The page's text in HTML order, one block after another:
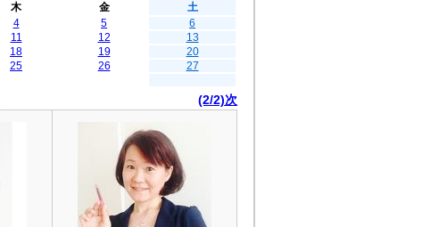
木 金
土
4 5
6
11 12
13
18 19
20
25 26
27
(2/2)次